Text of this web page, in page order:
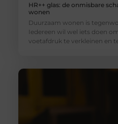
HR++ glas: de onmisbare
wonen
Duurzaam wonen is
Iedereen wil wel iets doen
voetafdruk te verkleinen en